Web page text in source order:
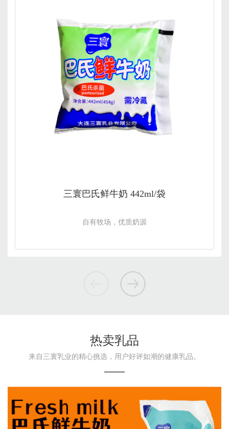
三寰巴氏鲜牛奶 442ml/袋
自有牧场，优质奶源
热卖乳品
来自三寰乳业的精心挑选，用户好评如潮的健康乳品。